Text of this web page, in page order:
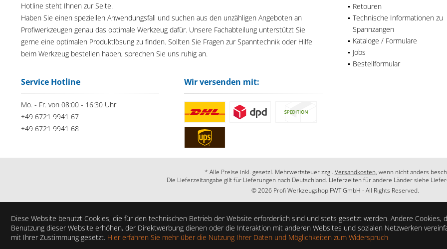
Hotline steht Ihnen zur Seite.
Haben Sie einen speziellen Anwendungsfall und suchen aus den unzähligen Angeboten an
Profiwerkzeugen genau das optimale Werkzeug dafür. Unsere Fachabteilung unterstützt Sie
gerne eine optimalen Produktlösung zu finden. Sollten Sie Fragen zur Spanntechnik oder Hilfe
beim Werkzeug bestellen haben, sprechen Sie uns ruhig an.
Retouren
Technische Informationen zu
Spannzangen
Kataloge / Formulare
Jobs
Bestellformular
Service Hotline
Mo. - Fr. von 08:00 - 16:30 Uhr
+49 6721 9941 67
+49 6721 9941 68
Wir versenden mit:
* Alle Preise inkl. gesetzl. Mehrwertsteuer zzgl. Versandkosten, wenn nicht anders
Die Lieferzeitangabe gilt für Lieferungen nach Deutschland. Lieferzeiten für andere Länder siehe
© 2026 Profi Werkzeugshop FWT GmbH - All Rights Reserved.
Haben Sie Fragen?
Diese Website benutzt Cookies, die für den technischen Betrieb der Website erforderlich sind und stets gesetzt werden. Andere Cookies,
Benutzung dieser Website erhöhen, der Direktwerbung dienen oder die Interaktion mit anderen Websites und sozialen Netzwerken
mit Ihrer Zustimmung gesetzt. Hier erfahren Sie mehr über die Nutzung Ihrer Daten und Möglichkeiten zum Widerspruch